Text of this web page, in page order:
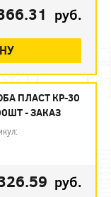
руб.
ПЛАСТ КР-30
- ЗАКАЗ
руб.